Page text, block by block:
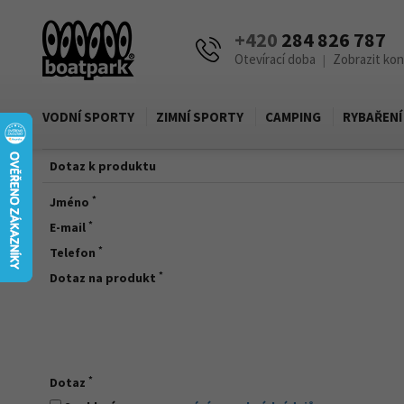
+420 284 826 787
Otevírací doba | Zobrazit
VODNÍ SPORTY ZIMNÍ SPORTY CAMPING RYBAŘENÍ
Dotaz k produktu
Jméno *
E-mail *
Telefon *
Dotaz na produkt *
Dotaz *